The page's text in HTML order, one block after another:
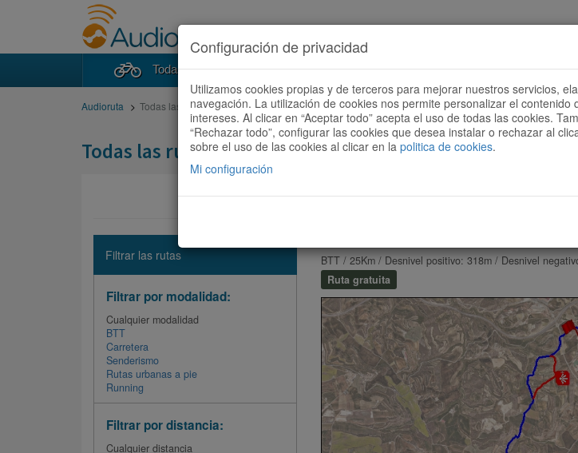
Todas las rutas Buscador de rutas Quieres ser
Audioruta Todas las rutas
Todas las rutas
Filtrar las rutas
Filtrar por modalidad:
Cualquier modalidad
BTT
Carretera
Senderismo
Rutas urbanas a pie
Running
Filtrar por distancia:
Cualquier distancia
BTT / 25Km / Desnivel positivo: 318m / Desnivel
Ruta gratuita
Configuración de privacidad
Utilizamos cookies propias y de terceros para mejorar nuestros servicios,
navegación. La utilización de cookies nos permite personalizar el
intereses. Al clicar en “Aceptar todo” acepta el uso de todas las cookies.
“Rechazar todo”, configurar las cookies que desea instalar o rechazar al
sobre el uso de las cookies al clicar en la politica de cookies.
Mi configuración